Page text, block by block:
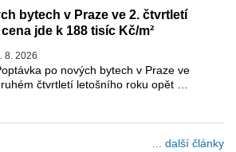
bytech v Praze ve 2. čtvrtletí
jde k 188 tisíc Kč/m²
8. 2026
po nových bytech v Praze ve
čtvrtletí letošního roku opět …
... další články